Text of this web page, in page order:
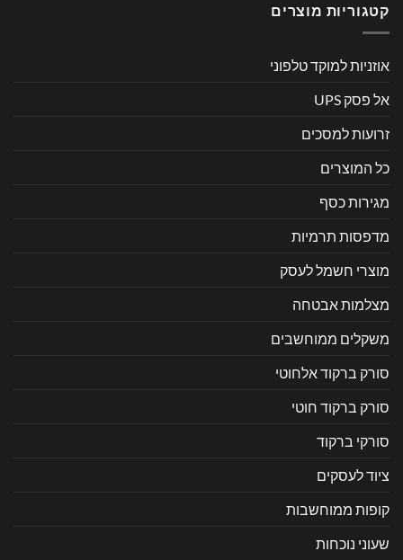
קטגוריות מוצרים
אוזניות למוקד טלפוני
אל פסק UPS
זרועות למסכים
כל המוצרים
מגירות כסף
מדפסות תרמיות
מוצרי חשמל לעסק
מצלמות אבטחה
משקלים ממוחשבים
סורק ברקוד אלחוטי
סורק ברקוד חוטי
סורקי ברקוד
ציוד לעסקים
קופות ממוחשבות
שעוני נוכחות